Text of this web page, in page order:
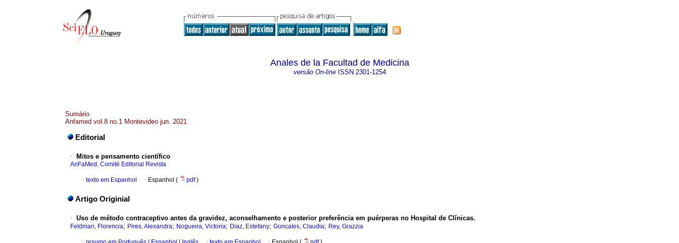
Anales de la Facultad de Medicina
versão On-lineISSN 2301-1254
Sumário
Anfamed vol.8 no.1 Montevideo jun. 2021
Editorial
· Mitos e pensamento científico
AnFaMed, Comité Editorial Revista
· texto em Espanhol · Espanhol ( pdf)
Artigo Originial
· Uso de método contraceptivo antes da gravidez, aconselhamento e posterior preferência em puérperas no Hospital de Clínicas.
Feldman, Florencia; Pires, Alexandra; Nogueira, Victoria; Diaz, Estefany; Goncales, Claudia; Rey, Grazzia